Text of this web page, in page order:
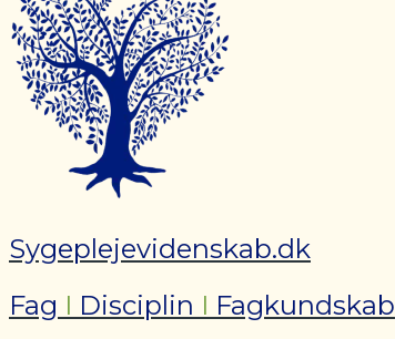
Sygeplejevidenskab.dk
Fag I Disciplin I Fagkundskab